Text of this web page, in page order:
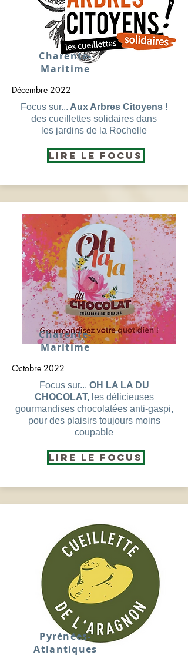
Charente-
Maritime
Décembre 2022
Focus sur... Aux Arbres Citoyens !
des cueillettes solidaires dans
les jardins de la Rochelle
Lire le Focus
Charente-
Maritime
Octobre 2022
Focus sur... OH LA LA DU
CHOCOLAT, les délicieuses
gourmandises chocolatées anti-gaspi,
pour des plaisirs toujours moins
coupable
Lire le Focus
Pyrénées-
Atlantiques